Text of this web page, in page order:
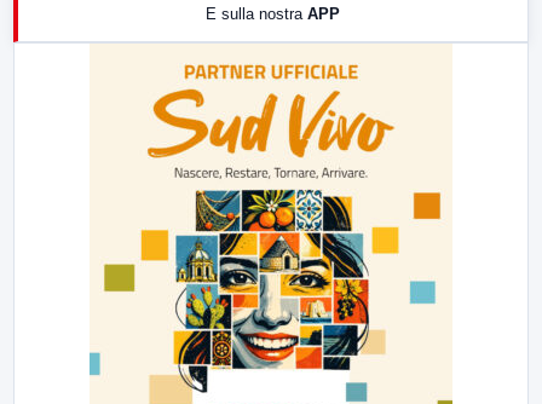
E sulla nostra APP